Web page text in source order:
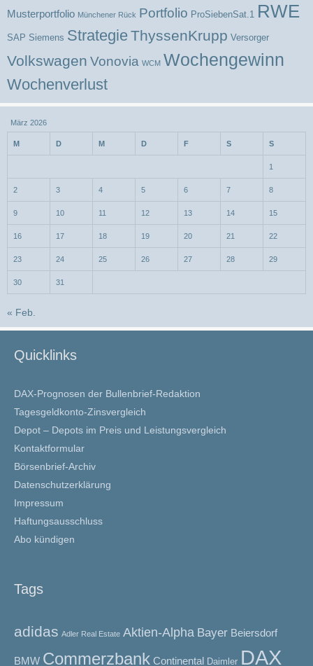
Musterportfolio Münchener Rück Portfolio ProSiebenSat.1 RWE
SAP Siemens StrategieThyssenKrupp Versorger
Volkswagen Vonovia WCM Wochengewinn
Wochenverlust
März 2026
M D M D F S S
1
2 3 4 5 6 7 8
9 10 11 12 13 14 15
16 17 18 19 20 21 22
23 24 25 26 27 28 29
30 31
« Feb.
Quicklinks
DAX-Prognosen der Bullenbrief-Redaktion
Tagesgeldkonto-Zinsvergleich
Depot – Depots im Preis und Leistungsvergleich
Kontaktformular
Börsenbrief-Archiv
Datenschutzerklärung
Impressum
Haftungsausschluss
Abo kündigen
Tags
adidas Adler Real Estate Aktien-Alpha Bayer Beiersdorf
BMW Commerzbank Continental Daimler DAX